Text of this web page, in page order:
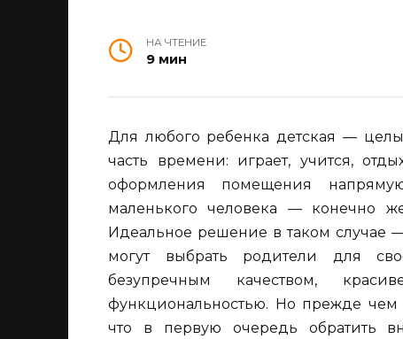
НА ЧТЕНИЕ
9 мин
Для любого ребенка детская —
часть времени: играет, учится,
оформления помещения
маленького человека — конечно
Идеальное решение в таком случае —
могут выбрать родители для
безупречным качеством,
функциональностью. Но прежде чем
что в первую очередь обратить